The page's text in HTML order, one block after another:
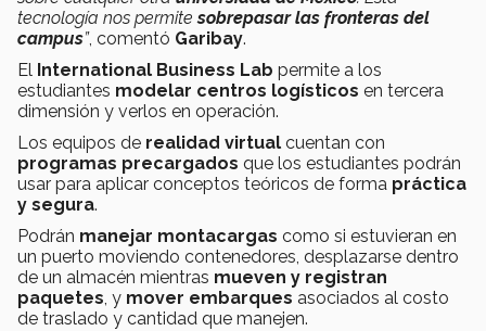
tecnología nos permitesobrepasar las fronteras del
campus”, comentó Garibay.
El International Business Lab permite a los
estudiantes modelar centros logísticos en tercera
dimensión y verlos en operación.
Los equipos de realidad virtual cuentan con
programas precargados que los estudiantes podrán
usar para aplicar conceptos teóricos de forma práctica
y segura.
Podrán manejar montacargas como si estuvieran en
un puerto moviendo contenedores, desplazarse dentro
de un almacén mientras mueven y registran
paquetes, y mover embarques asociados al costo
de traslado y cantidad que manejen.